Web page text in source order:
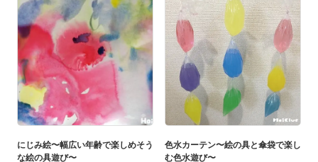
にじみ絵〜幅広い年齢で楽しめそう
な絵の具遊び〜
色水カーテン〜絵の具と傘袋で楽し
む色水遊び〜